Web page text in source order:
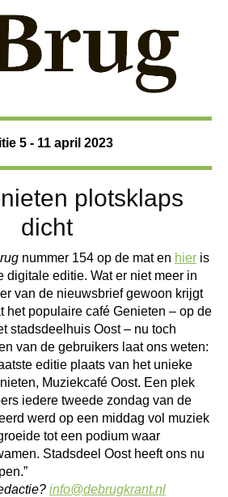
5 - 11 april 2023
plotsklaps
dicht
nummer 154 op de mat en hier is
digitale editie. Wat er niet meer in
van de nieuwsbrief gewoon krijgt
het populaire café Genieten – op de
stadsdeelhuis Oost – nu toch
van de gebruikers laat ons weten:
editie plaats van het unieke
Muziekcafé Oost. Een plek
iedere tweede zondag van de
werd op een middag vol muziek
tot een podium waar
Stadsdeel Oost heeft ons nu
info@debrugkrant.nl